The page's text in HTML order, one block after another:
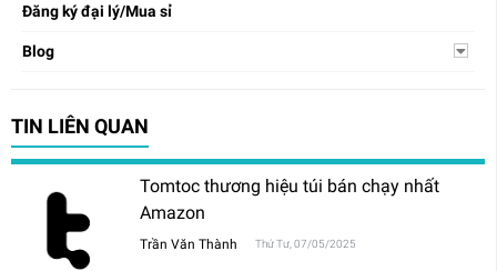
Đăng ký đại lý/Mua sỉ
Blog
TIN LIÊN QUAN
Tomtoc thương hiệu túi bán chạy nhất
Amazon
Trần Văn Thành Thứ Tư, 07/05/2025